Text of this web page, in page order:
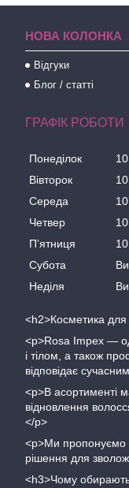
НОВА КОЛОНКА
Відгуки
Блог / статті
ГРАФІК РОБОТИ
Понеділок
Вівторок
Середа
Четвер
Пʼятниця
Субота
Неділя
<h2>Косметика для
<p>Rosa Impex —
і тілом, а також
відповідає
<p>В асортименті
відновлення
</p>
<p>Ми пропонуємо
рішення для
<h3>Чому